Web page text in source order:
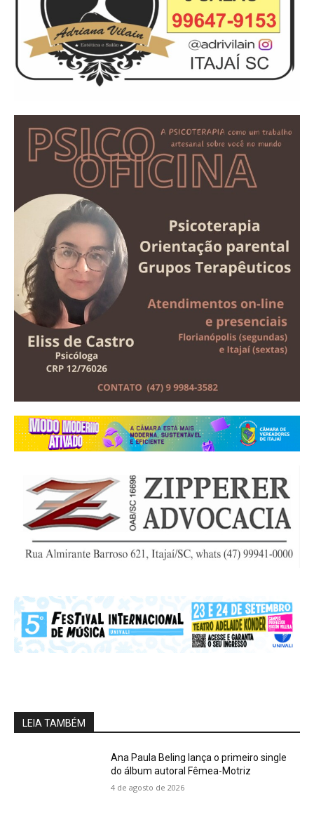
LEIA TAMBÉM
Ana Paula Beling lança o primeiro single
do álbum autoral Fêmea-Motriz
4 de agosto de 2026